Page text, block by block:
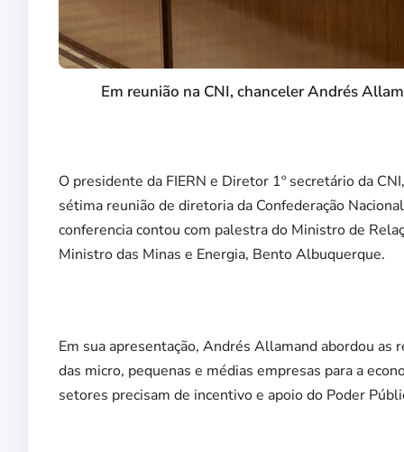
Em reunião na CNI, chanceler Andrés
O presidente da FIERN e Diretor 1º secretário da
sétima reunião de diretoria da Confederação
conferencia contou com palestra do Ministro de
Ministro das Minas e Energia, Bento Albuquerque.
Em sua apresentação, Andrés Allamand abordou
das micro, pequenas e médias empresas para a
setores precisam de incentivo e apoio do Poder